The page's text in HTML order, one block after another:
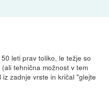
leti prav toliko, le težje so
tehnična možnost v tem
zadnje vrste in kričal "glejte